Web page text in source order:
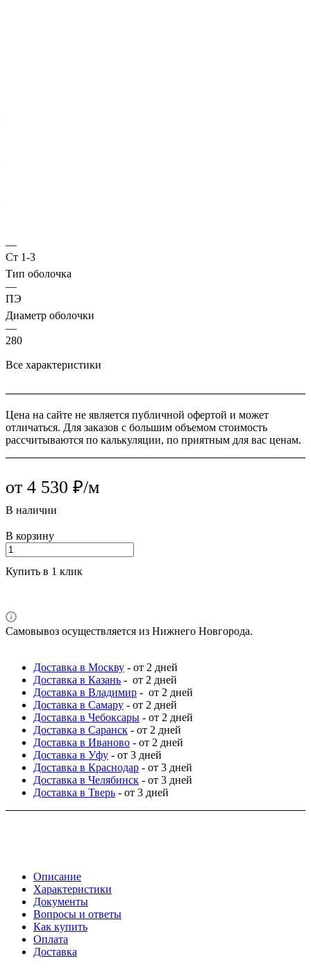
—
Ст 1-3
Тип оболочка
—
ПЭ
Диаметр оболочки
—
280
Все характеристики
Цена на сайте не является публичной офертой и может
отличаться. Для заказов с большим объемом стоимость
рассчитываются по калькуляции, по приятным для вас ценам.
от 4 530 ₽/м
В наличии
В корзину
Купить в 1 клик
Самовывоз осуществляется из Нижнего Новгорода.
Доставка в Москву - от 2 дней
Доставка в Казань - от 2 дней
Доставка в Владимир - от 2 дней
Доставка в Самару - от 2 дней
Доставка в Чебоксары - от 2 дней
Доставка в Саранск - от 2 дней
Доставка в Иваново - от 2 дней
Доставка в Уфу - от 3 дней
Доставка в Краснодар - от 3 дней
Доставка в Челябинск - от 3 дней
Доставка в Тверь - от 3 дней
Описание
Характеристики
Документы
Вопросы и ответы
Как купить
Оплата
Доставка